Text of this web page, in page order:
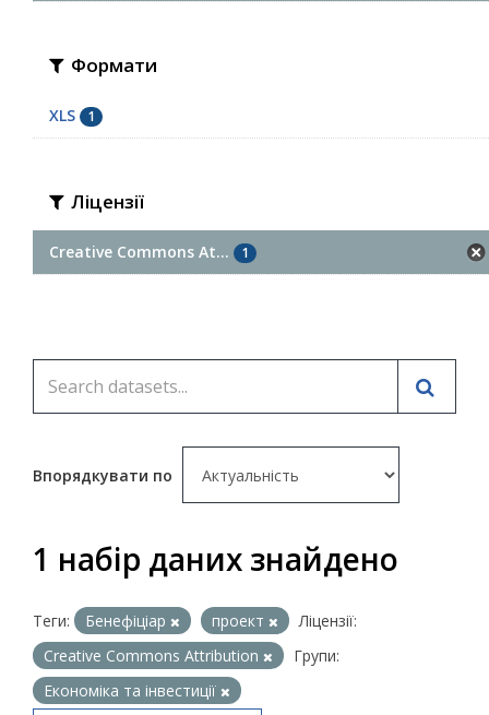
Формати
XLS 1
Ліцензії
Creative Commons At... 1
Впорядкувати по
1 набір даних знайдено
Теги: Бенефіціар проект
Ліцензії:
Creative Commons Attribution
Групи:
Економіка та інвестиції